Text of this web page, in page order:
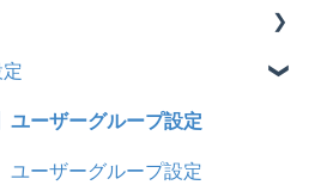
キュリティ
講ユーザー
ート
デート
デート
デート
について
て
受講ユーザー登録について
ユーザー編集について
ユーザーグループ設定
ユーザーグループ設定